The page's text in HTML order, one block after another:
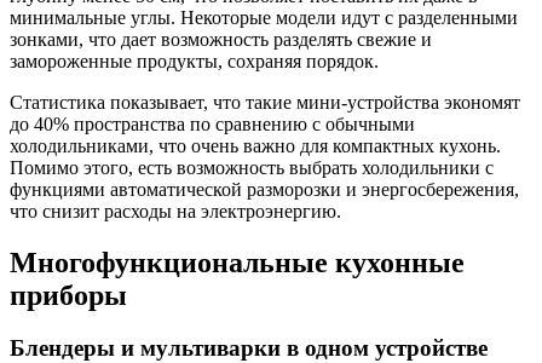
минимальные углы. Некоторые модели идут с разделенными
зонками, что дает возможность разделять свежие и
замороженные продукты, сохраняя порядок.
Статистика показывает, что такие мини-устройства экономят
до 40% пространства по сравнению с обычными
холодильниками, что очень важно для компактных кухонь.
Помимо этого, есть возможность выбрать холодильники с
функциями автоматической разморозки и энергосбережения,
что снизит расходы на электроэнергию.
Многофункциональные кухонные
приборы
Блендеры и мультиварки в одном устройстве